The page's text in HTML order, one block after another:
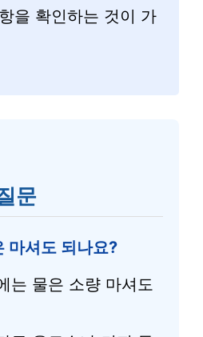
을 확인하는 것이 가
문
마셔도 되나요?
는 물은 소량 마셔도